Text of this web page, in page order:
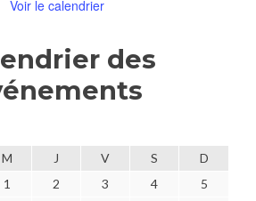
Voir le calendrier
des
M J V S
D
1
2 3 4
5